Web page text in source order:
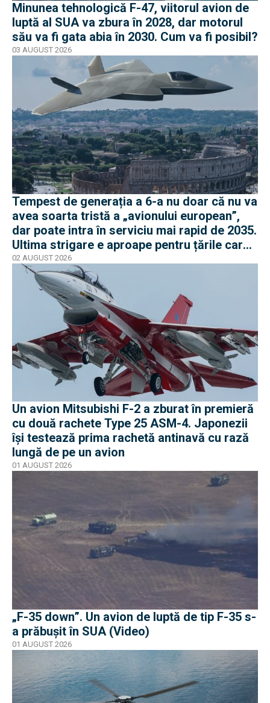
Minunea tehnologică F-47, viitorul avion de
luptă al SUA va zbura în 2028, dar motorul
său va fi gata abia în 2030. Cum va fi posibil?
03 AUGUST 2026
Tempest de generația a 6-a nu doar că nu va
avea soarta tristă a „avionului european”,
dar poate intra în serviciu mai rapid de 2035.
Ultima strigare e aproape pentru țările care
vor în program
02 AUGUST 2026
Un avion Mitsubishi F-2 a zburat în premieră
cu două rachete Type 25 ASM-4. Japonezii
își testează prima rachetă antinavă cu rază
lungă de pe un avion
01 AUGUST 2026
„F-35 down”. Un avion de luptă de tip F-35 s-
a prăbușit în SUA (Video)
01 AUGUST 2026